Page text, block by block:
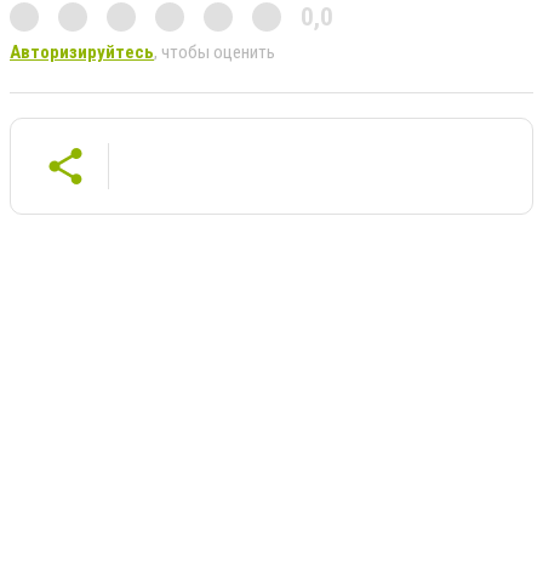
0,0
Авторизируйтесь, чтобы оценить